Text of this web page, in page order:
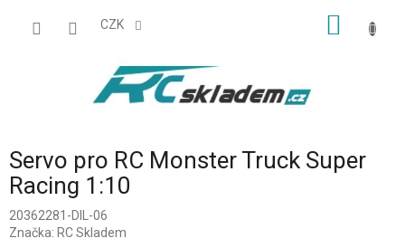
CZK
Servo pro RC Monster Truck Super
Racing 1:10
20362281-DIL-06
Značka: RC Skladem